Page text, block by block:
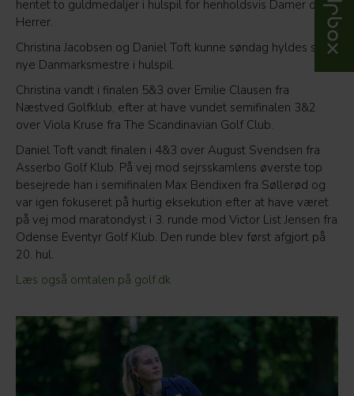
hentet to guldmedaljer i hulspil for henholdsvis Damer og
Herrer.
Christina Jacobsen og Daniel Toft kunne søndag hyldes som
nye Danmarksmestre i hulspil.
Christina vandt i finalen 5&3 over Emilie Clausen fra
Næstved Golfklub, efter at have vundet semifinalen 3&2
over Viola Kruse fra The Scandinavian Golf Club.
Daniel Toft vandt finalen i 4&3 over August Svendsen fra
Asserbo Golf Klub. På vej mod sejrsskamlens øverste top
besejrede han i semifinalen Max Bendixen fra Søllerød og
var igen fokuseret på hurtig eksekution efter at have været
på vej mod maratondyst i 3. runde mod Victor List Jensen fra
Odense Eventyr Golf Klub. Den runde blev først afgjort på
20. hul.
Læs også omtalen på golf.dk